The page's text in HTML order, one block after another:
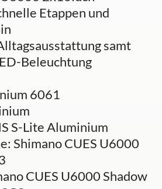
Etappen und
samt
Beleuchtung
6061
S-Lite Aluminium
Shimano CUES U6000
CUES U6000 Shadow